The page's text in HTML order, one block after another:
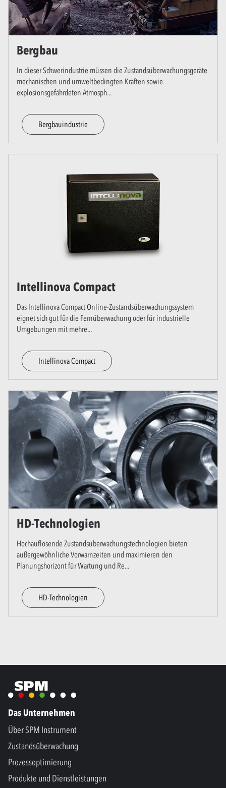
Bergbau
In dieser Schwerindustrie müssen die Zustandsüberwachungsgeräte
mechanischen und umweltbedingten Kräften sowie
explosionsgefährdeten Atmosph...
Bergbauindustrie
Intellinova Compact
Das Intellinova Compact Online-Zustandsüberwachungssystem
eignet sich gut für die Fernüberwachung oder für industrielle
Umgebungen mit mehre...
Intellinova Compact
HD-Technologien
Hochauflösende Zustandsüberwachungstechnologien bieten
außergewöhnliche Vorwarnzeiten und maximieren den
Planungshorizont für Wartung und Re...
HD-Technologien
Das Unternehmen
Über SPM Instrument
Zustandsüberwachung
Prozessoptimierung
Produkte und Dienstleistungen